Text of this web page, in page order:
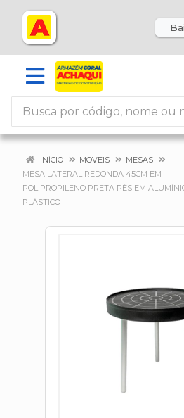
INÍCIO MOVEIS
MESAS
MESA LATERAL REDONDA 45CM EM
POLIPROPILENO PRETA PÉS EM
PLÁSTICO